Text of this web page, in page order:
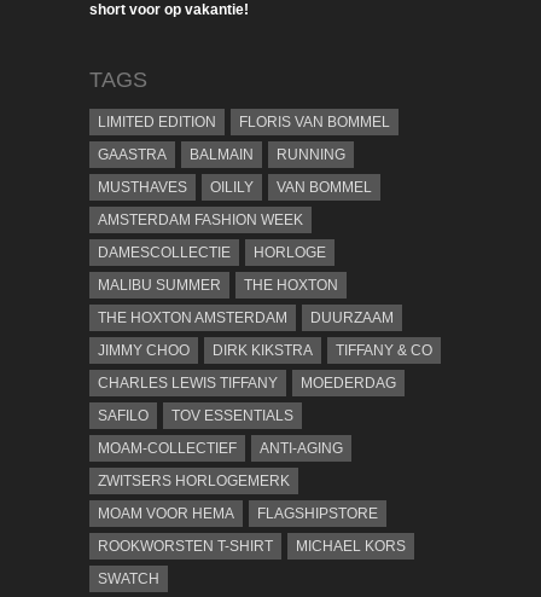
short voor op vakantie!
TAGS
LIMITED EDITION
FLORIS VAN BOMMEL
GAASTRA
BALMAIN
RUNNING
MUSTHAVES
OILILY
VAN BOMMEL
AMSTERDAM FASHION WEEK
DAMESCOLLECTIE
HORLOGE
MALIBU SUMMER
THE HOXTON
THE HOXTON AMSTERDAM
DUURZAAM
JIMMY CHOO
DIRK KIKSTRA
TIFFANY & CO
CHARLES LEWIS TIFFANY
MOEDERDAG
SAFILO
TOV ESSENTIALS
MOAM-COLLECTIEF
ANTI-AGING
ZWITSERS HORLOGEMERK
MOAM VOOR HEMA
FLAGSHIPSTORE
ROOKWORSTEN T-SHIRT
MICHAEL KORS
SWATCH